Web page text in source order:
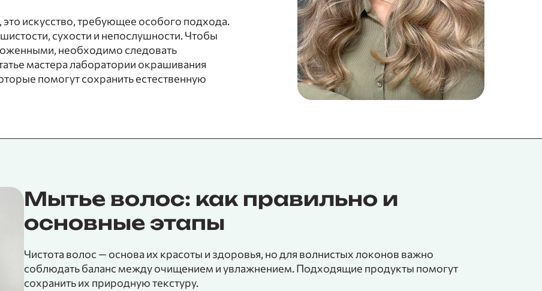
искусство, требующее особого подхода.
сухости и непослушности. Чтобы
необходимо следовать
мастера лаборатории окрашивания
помогут сохранить естественную
Мытье волос: как правильно и
основные этапы
Чистота волос — основа их красоты и здоровья, но для волнистых локонов важно
соблюдать баланс между очищением и увлажнением. Подходящие продукты помогут
сохранить их природную текстуру.